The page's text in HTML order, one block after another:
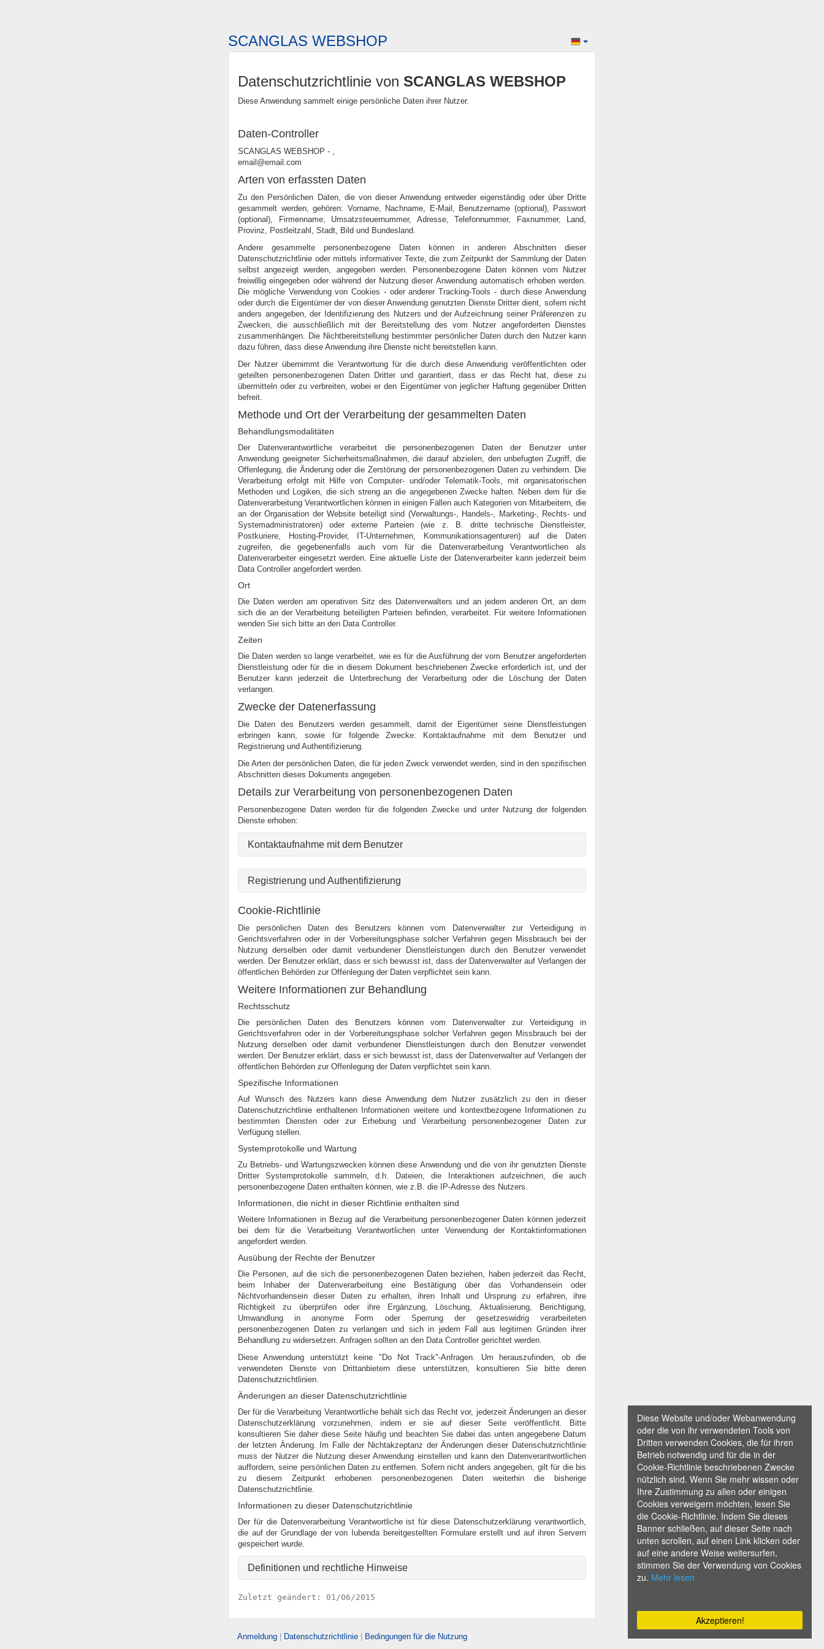
Akzeptieren!
Diese Website und/oder Webanwendung
oder die von ihr verwendeten Tools von
Dritten verwenden Cookies, die für ihren
Betrieb notwendig und für die in der
Cookie-Richtlinie beschriebenen Zwecke
nützlich sind. Wenn Sie mehr wissen oder
Ihre Zustimmung zu allen oder einigen
Cookies verweigern möchten, lesen Sie
die Cookie-Richtlinie. Indem Sie dieses
Banner schließen, auf dieser Seite nach
unten scrollen, auf einen Link klicken oder
auf eine andere Weise weitersurfen,
stimmen Sie der Verwendung von Cookies
zu. Mehr lesen
SCANGLAS WEBSHOP
Datenschutzrichtlinie von SCANGLAS WEBSHOP
Diese Anwendung sammelt einige persönliche Daten ihrer Nutzer.
Daten-Controller
SCANGLAS WEBSHOP - ,
email@email.com
Arten von erfassten Daten
Zu den Persönlichen Daten, die von dieser Anwendung entweder eigenständig oder über Dritte
gesammelt werden, gehören: Vorname, Nachname, E-Mail, Benutzername (optional), Passwort
(optional), Firmenname, Umsatzsteuernummer, Adresse, Telefonnummer, Faxnummer, Land,
Provinz, Postleitzahl, Stadt, Bild und Bundesland.
Andere gesammelte personenbezogene Daten können in anderen Abschnitten dieser
Datenschutzrichtlinie oder mittels informativer Texte, die zum Zeitpunkt der Sammlung der Daten
selbst angezeigt werden, angegeben werden. Personenbezogene Daten können vom Nutzer
freiwillig eingegeben oder während der Nutzung dieser Anwendung automatisch erhoben werden.
Die mögliche Verwendung von Cookies - oder anderer Tracking-Tools - durch diese Anwendung
oder durch die Eigentümer der von dieser Anwendung genutzten Dienste Dritter dient, sofern nicht
anders angegeben, der Identifizierung des Nutzers und der Aufzeichnung seiner Präferenzen zu
Zwecken, die ausschließlich mit der Bereitstellung des vom Nutzer angeforderten Dienstes
zusammenhängen. Die Nichtbereitstellung bestimmter persönlicher Daten durch den Nutzer kann
dazu führen, dass diese Anwendung ihre Dienste nicht bereitstellen kann.
Der Nutzer übernimmt die Verantwortung für die durch diese Anwendung veröffentlichten oder
geteilten personenbezogenen Daten Dritter und garantiert, dass er das Recht hat, diese zu
übermitteln oder zu verbreiten, wobei er den Eigentümer von jeglicher Haftung gegenüber Dritten
befreit.
Methode und Ort der Verarbeitung der gesammelten Daten
Behandlungsmodalitäten
Der Datenverantwortliche verarbeitet die personenbezogenen Daten der Benutzer unter
Anwendung geeigneter Sicherheitsmaßnahmen, die darauf abzielen, den unbefugten Zugriff, die
Offenlegung, die Änderung oder die Zerstörung der personenbezogenen Daten zu verhindern. Die
Verarbeitung erfolgt mit Hilfe von Computer- und/oder Telematik-Tools, mit organisatorischen
Methoden und Logiken, die sich streng an die angegebenen Zwecke halten. Neben dem für die
Datenverarbeitung Verantwortlichen können in einigen Fällen auch Kategorien von Mitarbeitern, die
an der Organisation der Website beteiligt sind (Verwaltungs-, Handels-, Marketing-, Rechts- und
Systemadministratoren) oder externe Parteien (wie z. B. dritte technische Dienstleister,
Postkuriere, Hosting-Provider, IT-Unternehmen, Kommunikationsagenturen) auf die Daten
zugreifen, die gegebenenfalls auch vom für die Datenverarbeitung Verantwortlichen als
Datenverarbeiter eingesetzt werden. Eine aktuelle Liste der Datenverarbeiter kann jederzeit beim
Data Controller angefordert werden.
Ort
Die Daten werden am operativen Sitz des Datenverwalters und an jedem anderen Ort, an dem
sich die an der Verarbeitung beteiligten Parteien befinden, verarbeitet. Für weitere Informationen
wenden Sie sich bitte an den Data Controller.
Zeiten
Die Daten werden so lange verarbeitet, wie es für die Ausführung der vom Benutzer angeforderten
Dienstleistung oder für die in diesem Dokument beschriebenen Zwecke erforderlich ist, und der
Benutzer kann jederzeit die Unterbrechung der Verarbeitung oder die Löschung der Daten
verlangen.
Zwecke der Datenerfassung
Die Daten des Benutzers werden gesammelt, damit der Eigentümer seine Dienstleistungen
erbringen kann, sowie für folgende Zwecke: Kontaktaufnahme mit dem Benutzer und
Registrierung und Authentifizierung.
Die Arten der persönlichen Daten, die für jeden Zweck verwendet werden, sind in den spezifischen
Abschnitten dieses Dokuments angegeben.
Details zur Verarbeitung von personenbezogenen Daten
Personenbezogene Daten werden für die folgenden Zwecke und unter Nutzung der folgenden
Dienste erhoben:
Kontaktaufnahme mit dem Benutzer
Registrierung und Authentifizierung
Cookie-Richtlinie
Die persönlichen Daten des Benutzers können vom Datenverwalter zur Verteidigung in
Gerichtsverfahren oder in der Vorbereitungsphase solcher Verfahren gegen Missbrauch bei der
Nutzung derselben oder damit verbundener Dienstleistungen durch den Benutzer verwendet
werden. Der Benutzer erklärt, dass er sich bewusst ist, dass der Datenverwalter auf Verlangen der
öffentlichen Behörden zur Offenlegung der Daten verpflichtet sein kann.
Weitere Informationen zur Behandlung
Rechtsschutz
Die persönlichen Daten des Benutzers können vom Datenverwalter zur Verteidigung in
Gerichtsverfahren oder in der Vorbereitungsphase solcher Verfahren gegen Missbrauch bei der
Nutzung derselben oder damit verbundener Dienstleistungen durch den Benutzer verwendet
werden. Der Benutzer erklärt, dass er sich bewusst ist, dass der Datenverwalter auf Verlangen der
öffentlichen Behörden zur Offenlegung der Daten verpflichtet sein kann.
Spezifische Informationen
Auf Wunsch des Nutzers kann diese Anwendung dem Nutzer zusätzlich zu den in dieser
Datenschutzrichtlinie enthaltenen Informationen weitere und kontextbezogene Informationen zu
bestimmten Diensten oder zur Erhebung und Verarbeitung personenbezogener Daten zur
Verfügung stellen.
Systemprotokolle und Wartung
Zu Betriebs- und Wartungszwecken können diese Anwendung und die von ihr genutzten Dienste
Dritter Systemprotokolle sammeln, d.h. Dateien, die Interaktionen aufzeichnen, die auch
personenbezogene Daten enthalten können, wie z.B. die IP-Adresse des Nutzers.
Informationen, die nicht in dieser Richtlinie enthalten sind
Weitere Informationen in Bezug auf die Verarbeitung personenbezogener Daten können jederzeit
bei dem für die Verarbeitung Verantwortlichen unter Verwendung der Kontaktinformationen
angefordert werden.
Ausübung der Rechte der Benutzer
Die Personen, auf die sich die personenbezogenen Daten beziehen, haben jederzeit das Recht,
beim Inhaber der Datenverarbeitung eine Bestätigung über das Vorhandensein oder
Nichtvorhandensein dieser Daten zu erhalten, ihren Inhalt und Ursprung zu erfahren, ihre
Richtigkeit zu überprüfen oder ihre Ergänzung, Löschung, Aktualisierung, Berichtigung,
Umwandlung in anonyme Form oder Sperrung der gesetzeswidrig verarbeiteten
personenbezogenen Daten zu verlangen und sich in jedem Fall aus legitimen Gründen ihrer
Behandlung zu widersetzen. Anfragen sollten an den Data Controller gerichtet werden.
Diese Anwendung unterstützt keine "Do Not Track"-Anfragen. Um herauszufinden, ob die
verwendeten Dienste von Drittanbietern diese unterstützen, konsultieren Sie bitte deren
Datenschutzrichtlinien.
Änderungen an dieser Datenschutzrichtlinie
Der für die Verarbeitung Verantwortliche behält sich das Recht vor, jederzeit Änderungen an dieser
Datenschutzerklärung vorzunehmen, indem er sie auf dieser Seite veröffentlicht. Bitte
konsultieren Sie daher diese Seite häufig und beachten Sie dabei das unten angegebene Datum
der letzten Änderung. Im Falle der Nichtakzeptanz der Änderungen dieser Datenschutzrichtlinie
muss der Nutzer die Nutzung dieser Anwendung einstellen und kann den Datenverantwortlichen
auffordern, seine persönlichen Daten zu entfernen. Sofern nicht anders angegeben, gilt für die bis
zu diesem Zeitpunkt erhobenen personenbezogenen Daten weiterhin die bisherige
Datenschutzrichtlinie.
Informationen zu dieser Datenschutzrichtlinie
Der für die Datenverarbeitung Verantwortliche ist für diese Datenschutzerklärung verantwortlich,
die auf der Grundlage der von Iubenda bereitgestellten Formulare erstellt und auf ihren Servern
gespeichert wurde.
Definitionen und rechtliche Hinweise
Zuletzt geändert: 01/06/2015
Anmeldung Datenschutzrichtlinie Bedingungen für die Nutzung